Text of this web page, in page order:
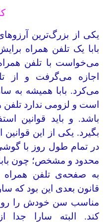
یکی از بزرگ‌ترین
بابا یک تلفن همراه
می‌خواست با تلفن همراه
اجازه می‌گرفت و از
می‌کرد. بابا همیشه به
است و لزومی ندارد
باشد. و باید قوانین
بگیرد. یکی از این قوانین
در تمام طول روز با
محدود و مشخص؛ چون
به صفحه‌ی تلفن
قانون بعدی این بود که
مناسب سن خودش را
کند. البته سارا جدا